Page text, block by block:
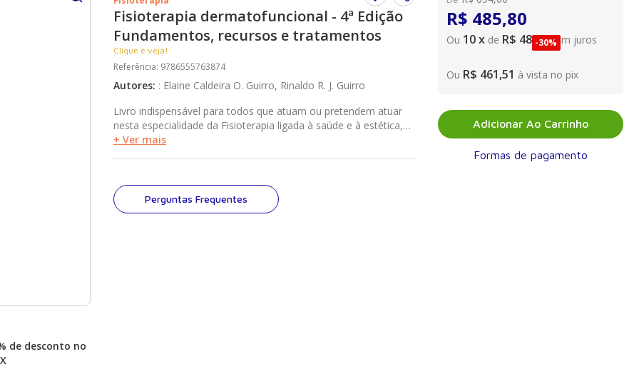
de desconto no
Fisioterapia dermatofuncional - 4ª Edição
Fundamentos, recursos e tratamentos
Clique e veja!
Referência: 9786555763874
Autores: : Elaine Caldeira O. Guirro, Rinaldo R. J. Guirro
Livro indispensável para todos que atuam ou pretendem atuar
nesta especialidade da Fisioterapia ligada à saúde e à estética,
que tem altíssima demanda e constantes inovações.
+ Ver mais
Perguntas Frequentes
R$ 485,80
Ou 10x de R$ 48,58 sem juros
-30%
Ou R$ 461,51 à vista no pix
Adicionar Ao Carrinho
Formas de pagamento